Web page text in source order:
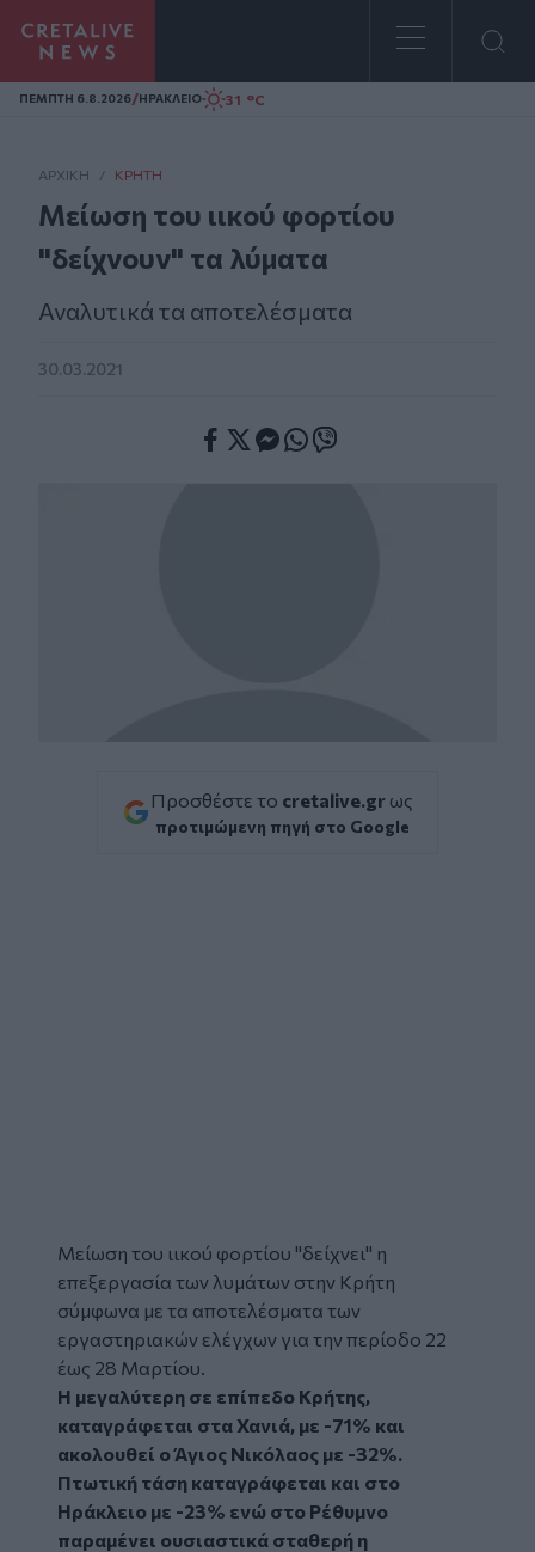
Homepage
ΠΕΜΠΤΗ 6.8.2026/ΗΡΑΚΛΕΙΟ 31 °C
ΑΡΧΙΚΗ / ΚΡΉΤΗ
Μείωση του ιικού φορτίου
"δείχνουν" τα λύματα
Αναλυτικά τα αποτελέσματα
30.03.2021
Προσθέστε το cretalive.gr ως
προτιμώμενη πηγή στο Google
Μείωση του ιικού φορτίου "δείχνει" η
επεξεργασία των λυμάτων στην Κρήτη
σύμφωνα με τα αποτελέσματα των
εργαστηριακών ελέγχων για την περίοδο 22
έως 28 Μαρτίου.
Η μεγαλύτερη σε επίπεδο Κρήτης,
καταγράφεται στα Χανιά, με -71% και
ακολουθεί ο Άγιος Νικόλαος με -32%.
Πτωτική τάση καταγράφεται και στο
Ηράκλειο με -23% ενώ στο Ρέθυμνο
παραμένει ουσιαστικά σταθερή η